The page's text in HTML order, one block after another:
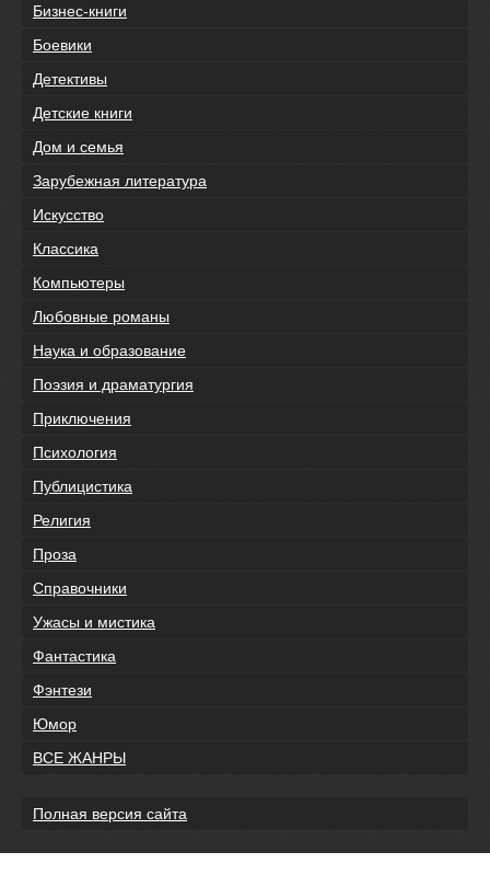
Бизнес-книги
Боевики
Детективы
Детские книги
Дом и семья
Зарубежная литература
Искусство
Классика
Компьютеры
Любовные романы
Наука и образование
Поэзия и драматургия
Приключения
Психология
Публицистика
Религия
Проза
Справочники
Ужасы и мистика
Фантастика
Фэнтези
Юмор
ВСЕ ЖАНРЫ
Полная версия сайта